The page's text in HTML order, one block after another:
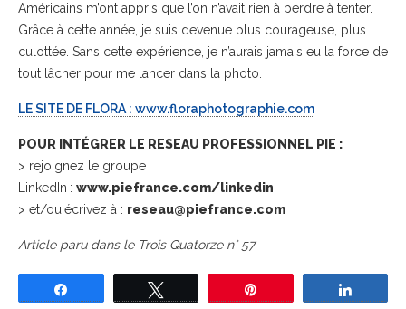
Américains m’ont appris que l’on n’avait rien à perdre à tenter.
Grâce à cette année, je suis devenue plus courageuse, plus
culottée. Sans cette expérience, je n’aurais jamais eu la force de
tout lâcher pour me lancer dans la photo.
LE SITE DE FLORA : www.floraphotographie.com
POUR INTÉGRER LE RESEAU PROFESSIONNEL PIE :
> rejoignez le groupe
LinkedIn : www.piefrance.com/linkedin
> et/ou écrivez à : reseau@piefrance.com
Article paru dans le Trois Quatorze n° 57